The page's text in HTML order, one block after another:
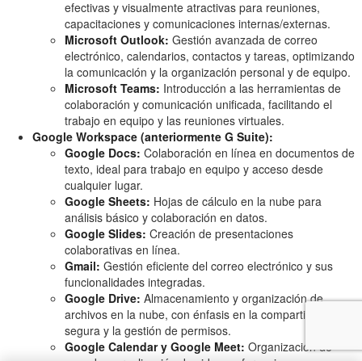
efectivas y visualmente atractivas para reuniones,
capacitaciones y comunicaciones internas/externas.
Microsoft Outlook: Gestión avanzada de correo
electrónico, calendarios, contactos y tareas, optimizando
la comunicación y la organización personal y de equipo.
Microsoft Teams: Introducción a las herramientas de
colaboración y comunicación unificada, facilitando el
trabajo en equipo y las reuniones virtuales.
Google Workspace (anteriormente G Suite):
Google Docs: Colaboración en línea en documentos de
texto, ideal para trabajo en equipo y acceso desde
cualquier lugar.
Google Sheets: Hojas de cálculo en la nube para
análisis básico y colaboración en datos.
Google Slides: Creación de presentaciones
colaborativas en línea.
Gmail: Gestión eficiente del correo electrónico y sus
funcionalidades integradas.
Google Drive: Almacenamiento y organización de
archivos en la nube, con énfasis en la compartición
segura y la gestión de permisos.
Google Calendar y Google Meet: Organización de